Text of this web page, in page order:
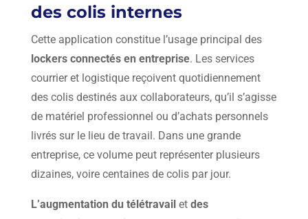
des colis internes
Cette application constitue l’usage principal des
lockers connectés en entreprise. Les services
courrier et logistique reçoivent quotidiennement
des colis destinés aux collaborateurs, qu’il s’agisse
de matériel professionnel ou d’achats personnels
livrés sur le lieu de travail. Dans une grande
entreprise, ce volume peut représenter plusieurs
dizaines, voire centaines de colis par jour.
L’augmentation du télétravailet des